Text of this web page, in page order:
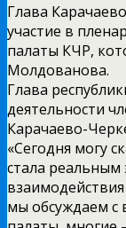
Глава
участие в
палаты КЧР,
Молдованова.
Глава
деятельности
Карачаево-
«Сегодня могу
стала
мы обсуждаем с